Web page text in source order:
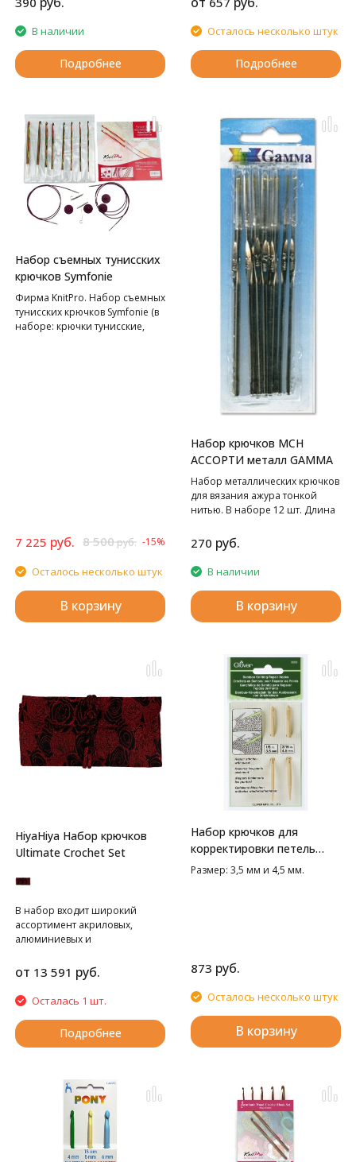
В наличии
Подробнее
Осталось несколько штук
Подробнее
Набор съемных тунисских
крючков Symfonie
Фирма KnitPro. Набор съемных
тунисских крючков Symfonie (в
наборе: крючки тунисские,
7 225 руб. 8 500руб. -15%
Осталось несколько штук
В корзину
Набор крючков MCH
АССОРТИ металл GAMMA
Набор металлических крючков
для вязания ажура тонкой
нитью. В наборе 12 шт. Длина
270 руб.
В наличии
В корзину
HiyaHiya Набор крючков
Ultimate Crochet Set
В набор входит широкий
ассортимент акриловых,
алюминиевых и
от 13 591 руб.
Осталась 1 шт.
Подробнее
Набор крючков для
корректировки петель
Clover
Размер: 3,5 мм и 4,5 мм.
873 руб.
Осталось несколько штук
В корзину